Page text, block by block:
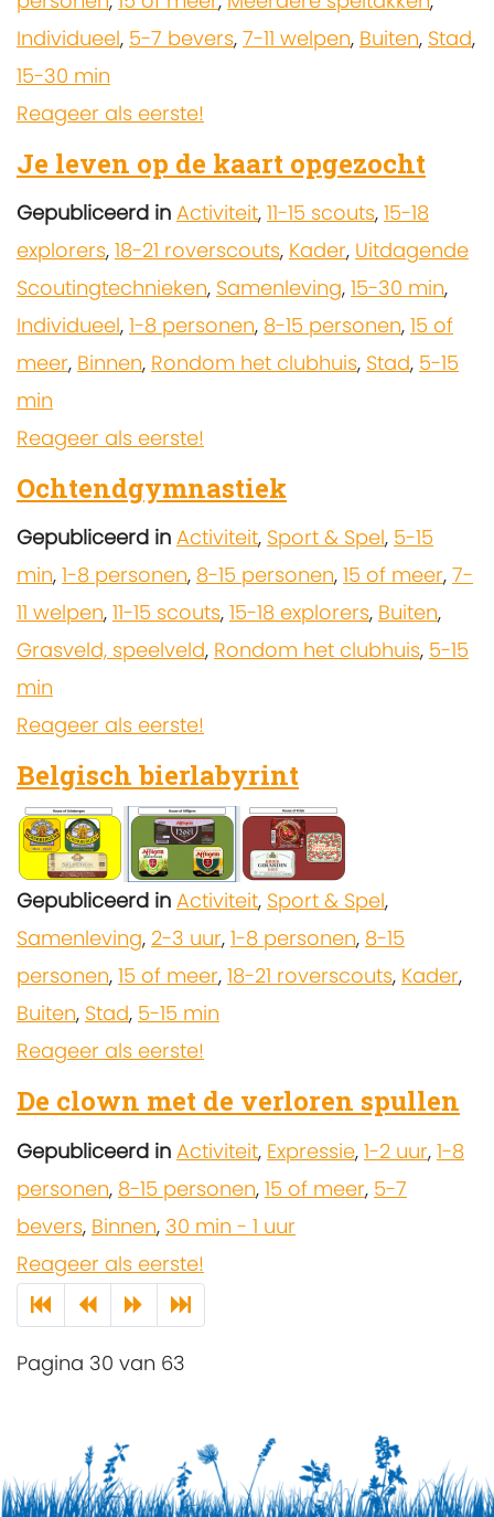
Individueel, 5-7 bevers, 7-11 welpen, Buiten, Stad,
15-30 min
Reageer als eerste!
Je leven op de kaart opgezocht
Gepubliceerd in Activiteit, 11-15 scouts, 15-18
explorers, 18-21 roverscouts, Kader, Uitdagende
Scoutingtechnieken, Samenleving, 15-30 min,
Individueel, 1-8 personen, 8-15 personen, 15 of
meer, Binnen, Rondom het clubhuis, Stad, 5-15
min
Reageer als eerste!
Ochtendgymnastiek
Gepubliceerd in Activiteit, Sport & Spel, 5-15
min, 1-8 personen, 8-15 personen, 15 of meer, 7-
11 welpen, 11-15 scouts, 15-18 explorers, Buiten,
Grasveld, speelveld, Rondom het clubhuis, 5-15
min
Reageer als eerste!
Belgisch bierlabyrint
Gepubliceerd in Activiteit, Sport & Spel,
Samenleving, 2-3 uur, 1-8 personen, 8-15
personen, 15 of meer, 18-21 roverscouts, Kader,
Buiten, Stad, 5-15 min
Reageer als eerste!
De clown met de verloren spullen
Gepubliceerd in Activiteit, Expressie, 1-2 uur, 1-8
personen, 8-15 personen, 15 of meer, 5-7
bevers, Binnen, 30 min - 1 uur
Reageer als eerste!
Pagina 30 van 63